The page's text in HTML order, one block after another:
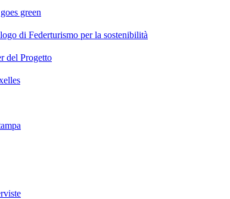
green
di Federturismo per la sostenibilità
del Progetto